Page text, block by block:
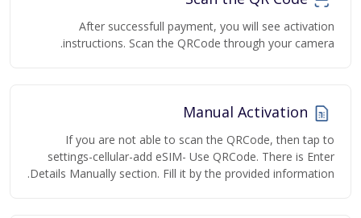
After successfull payment, you will see activation
instructions. Scan the QRCode through your camera.
If you are not able to scan the QRCode, then tap to
settings-cellular-add eSIM- Use QRCode. There is Enter
Details Manually section. Fill it by the provided information.